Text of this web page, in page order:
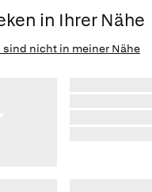
in Ihrer Nähe
sind nicht in meiner Nähe